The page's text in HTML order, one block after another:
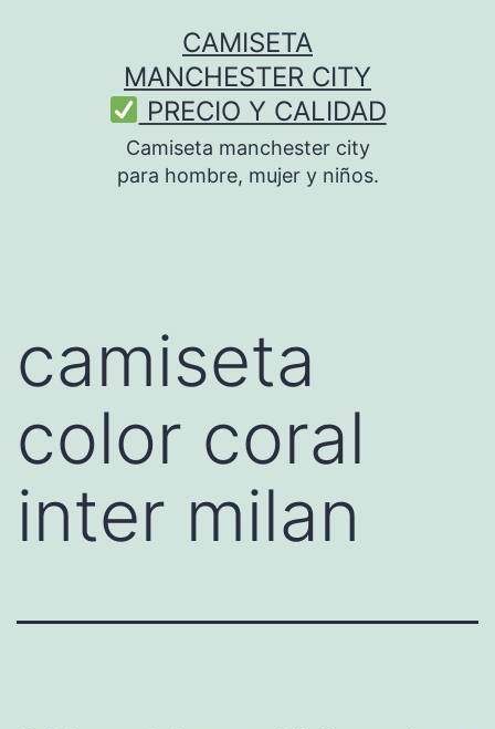
CAMISETA
MANCHESTER CITY
PRECIO Y CALIDAD
Camiseta manchester city
para hombre, mujer y niños.
camiseta
color coral
inter milan